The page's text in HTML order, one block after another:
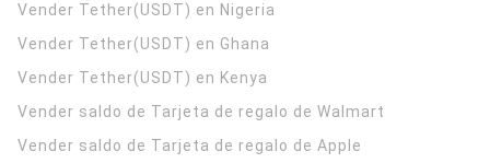
Vender Tether(USDT) en Nigeria
Vender Tether(USDT) en Ghana
Vender Tether(USDT) en Kenya
Vender saldo de Tarjeta de regalo de Walmart
Vender saldo de Tarjeta de regalo de Apple